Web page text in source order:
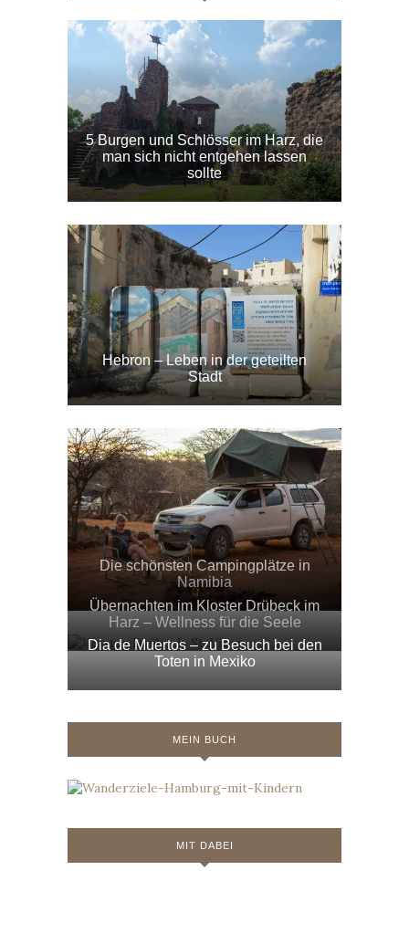
5 Burgen und Schlösser im Harz, die
man sich nicht entgehen lassen
sollte
Hebron – Leben in der geteilten
Stadt
Die schönsten Campingplätze in
Namibia
Übernachten im Kloster Drübeck im
Harz – Wellness für die Seele
Dia de Muertos – zu Besuch bei den
Toten in Mexiko
MEIN BUCH
MIT DABEI